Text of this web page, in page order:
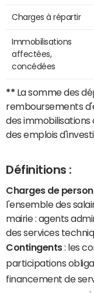
Charges à répartir
Immobilisations
affectées,
concédées
** La somme des
remboursements
des
des emplois
Définitions :
Charges de
l'ensemble des
mairie : agents
des services
Contingents: les
participations
financement de